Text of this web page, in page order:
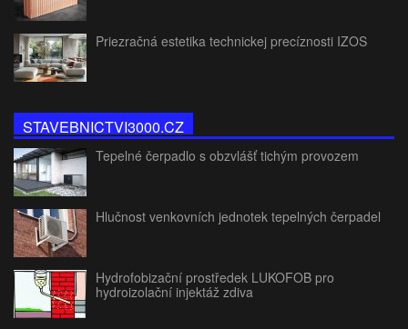
Priezračná estetika technickej precíznosti IZOS
STAVEBNICTVI3000.CZ
Tepelné čerpadlo s obzvlášť tichým provozem
Hlučnost venkovních jednotek tepelných čerpadel
Hydrofobizační prostředek LUKOFOB pro
hydroizolační injektáž zdiva